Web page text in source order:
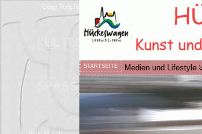
STARTSEITE Medien und Lifestyle